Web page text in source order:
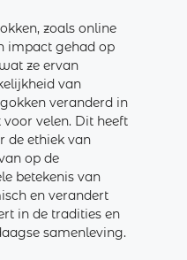
zoals online
impact gehad op
ze ervan
van
veranderd in
velen. Dit heeft
de ethiek van
op de
betekenis van
en verandert
in de tradities en
samenleving.